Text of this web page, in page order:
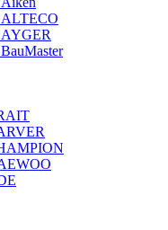
ALTECO
AYGER